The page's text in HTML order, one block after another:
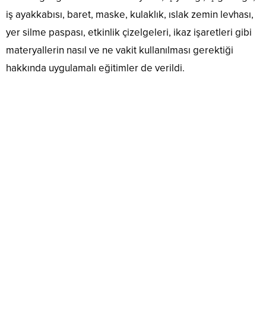
iş ayakkabısı, baret, maske, kulaklık, ıslak zemin levhası,
yer silme paspası, etkinlik çizelgeleri, ikaz işaretleri gibi
materyallerin nasıl ve ne vakit kullanılması gerektiği
hakkında uygulamalı eğitimler de verildi.